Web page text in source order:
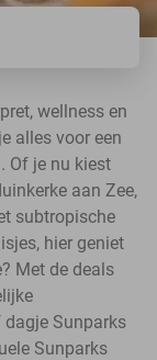
wellness en
alles voor een
Of je nu kiest
aan Zee,
subtropische
hier geniet
Met de deals
Sunparks
Sunparks